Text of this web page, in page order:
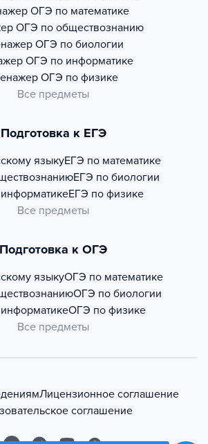
ОГЭ по математике
ОГЭ по обществознанию
ОГЭ по биологии
ОГЭ по информатике
ОГЭ по физике
Все предметы
Подготовка к ЕГЭ
языкуЕГЭ по математике
ЕГЭ по биологии
ЕГЭ по физике
Все предметы
Подготовка к ОГЭ
языкуОГЭ по математике
ОГЭ по биологии
ОГЭ по физике
Все предметы
Лицензионное соглашение
соглашение